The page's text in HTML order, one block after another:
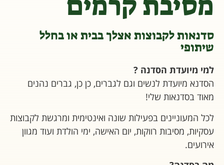
סדנאות לקבוצות אצלך בבית או בחלל
שיתופי
למי מיועדת הסדנה ?
הסדנא מיועדת לנשים וגם לגברים, כן כן, גברים נהנים
מאוד בסדנאות שלי!
לכל המעוניינים בפעילות שונה ואינטימית ומרגשת לקבוצות
עסקיות, מסיבות רווקות, יום האישה, ימי הולדת ועוד מגוון
אירועים.